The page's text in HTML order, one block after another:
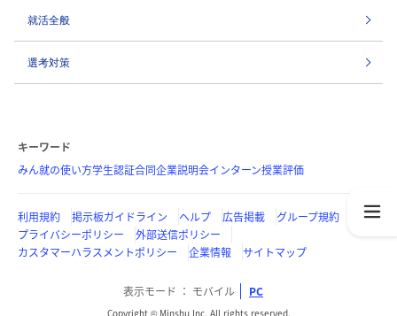
就活全般
選考対策
キーワード
みん就の使い方学生認証合同企業説明会インターン授業評価
利用規約 掲示板ガイドライン ヘルプ 広告掲載
グループ規約
プライバシーポリシー
外部送信ポリシー
カスタマーハラスメントポリシー
企業情報 サイトマップ
表示モード モバイル PC
Copyright © Minshu Inc. All rights reserved.